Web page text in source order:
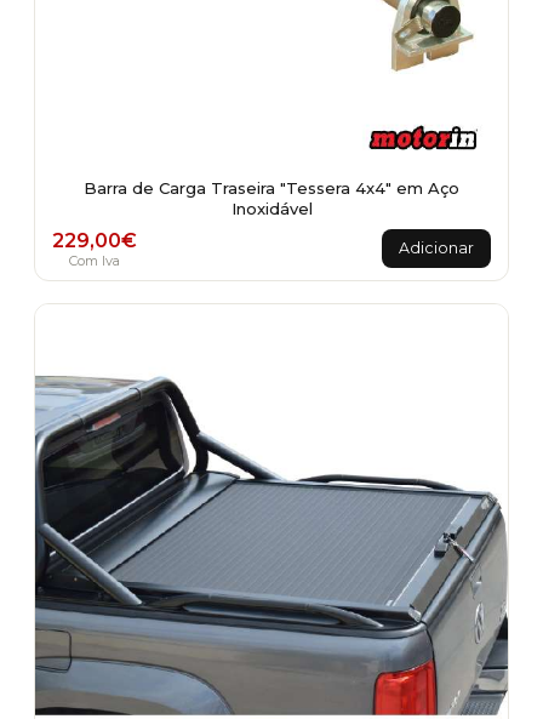
Barra de Carga Traseira "Tessera 4x4" em Aço
Inoxidável
229,00€
Com Iva
Adicionar